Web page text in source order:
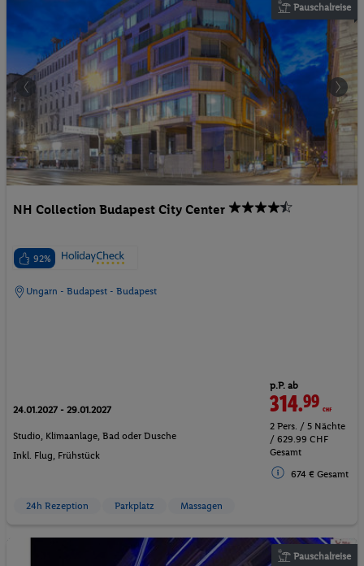
Pauschalreise
NH Collection Budapest City Center
92%
Ungarn - Budapest - Budapest
24.01.2027 - 29.01.2027
Studio, Klimaanlage, Bad oder Dusche
Inkl. Flug, Frühstück
p.P. ab
314.99CHF
2 Pers. / 5 Nächte
/ 629.99 CHF
Gesamt
674 € Gesamt
24h Rezeption Parkplatz Massagen
Pauschalreise